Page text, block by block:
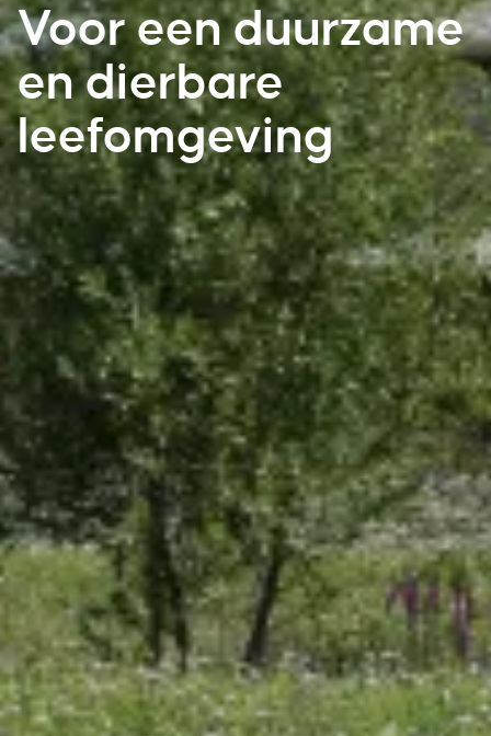
Voor een duurzame
en dierbare
leefomgeving